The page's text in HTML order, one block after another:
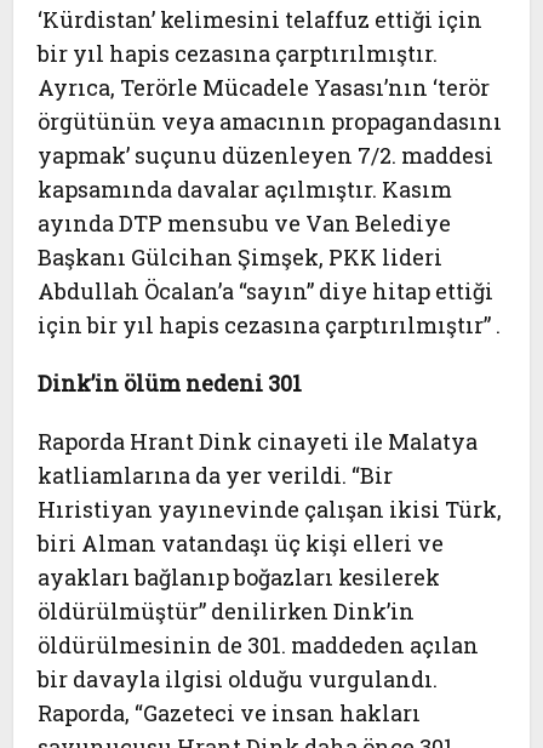
‘Kürdistan’ kelimesini telaffuz ettiği için
bir yıl hapis cezasına çarptırılmıştır.
Ayrıca, Terörle Mücadele Yasası’nın ‘terör
örgütünün veya amacının propagandasını
yapmak’ suçunu düzenleyen 7/2. maddesi
kapsamında davalar açılmıştır. Kasım
ayında DTP mensubu ve Van Belediye
Başkanı Gülcihan Şimşek, PKK lideri
Abdullah Öcalan’a “sayın” diye hitap ettiği
için bir yıl hapis cezasına çarptırılmıştır” .
Dink’in ölüm nedeni 301
Raporda Hrant Dink cinayeti ile Malatya
katliamlarına da yer verildi. “Bir
Hıristiyan yayınevinde çalışan ikisi Türk,
biri Alman vatandaşı üç kişi elleri ve
ayakları bağlanıp boğazları kesilerek
öldürülmüştür” denilirken Dink’in
öldürülmesinin de 301. maddeden açılan
bir davayla ilgisi olduğu vurgulandı.
Raporda, “Gazeteci ve insan hakları